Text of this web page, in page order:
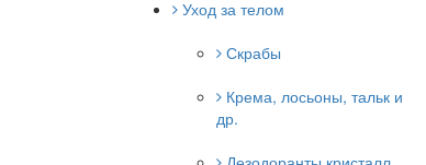
Уход за телом
Скрабы
Крема, лосьоны, тальк и
др.